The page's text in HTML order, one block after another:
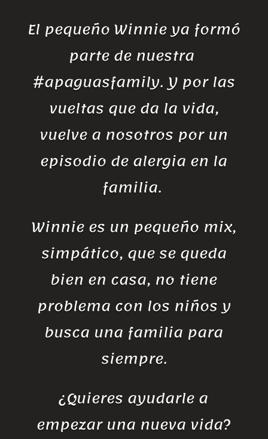
El pequeño Winnie ya formó
parte de nuestra
#apaguasfamily. Y por las
vueltas que da la vida,
vuelve a nosotros por un
episodio de alergia en la
familia.
Winnie es un pequeño mix,
simpático, que se queda
bien en casa, no tiene
problema con los niños y
busca una familia para
siempre.
¿Quieres ayudarle a
empezar una nueva vida?